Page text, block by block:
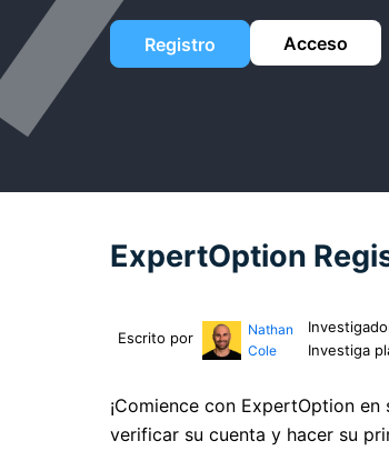
Registro Acceso
ExpertOption
Escrito por
Nathan
Cole
Investiga
¡Comience con ExpertOption
verificar su cuenta y hacer su